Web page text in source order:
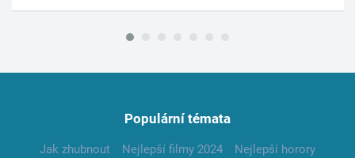
Populární témata
Jak zhubnout Nejlepší filmy 2024
Nejlepší horory